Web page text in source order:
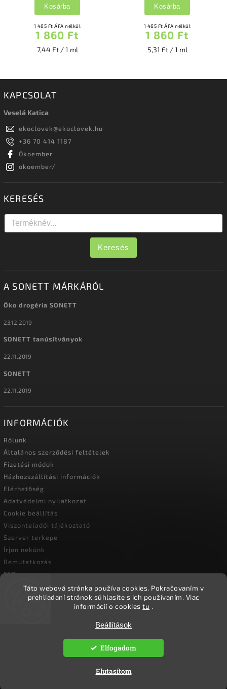
Táto webová stránka používa cookies. Pokračovaním v
prehliadaní stránok súhlasíte s ich používaním. Viac
informácií o cookiestu .
Beállítások
Elutasítom
Elfogadom
1 465 Ft ÁFA nélkül
1 860 Ft
7,44 Ft / 1 ml
Kosárba
1 465 Ft ÁFA nélkül
1 860 Ft
5,31 Ft / 1 ml
Kosárba
KAPCSOLAT
Veselá Katica
ekoclovek@ekoclovek.hu
+36 70 414 1187
Ökoember
okoember/
KERESÉS
Keresés
A SONETT MÁRKÁRÓL
Öko drogéria SONETT
23.12.2019
SONETT tanúsítványok
22.11.2019
SONETT
22.11.2019
INFORMÁCIÓK
Rólunk
Általános szerződési feltételek
Fizetési módok
Házhozszállítási információk
Elérhetőség
Adatvédelmi nyilatkozat
Cookie beállítás
Viszonteladói tájékoztató
Szerver terkepe
Írjon nekünk
Bemutatkozás
FAQ
Vásárlási útmutató
Ökoember. Minden jog fenntartva.
Süti beállítások szerkesztése
Shoptet| DesignShoptak.cz.